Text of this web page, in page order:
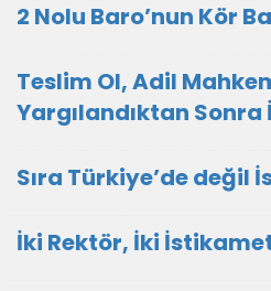
2 Nolu Baro’nun Kör
Teslim Ol, Adil
Yargılandıktan
Sıra Türkiye’de değil
İki Rektör, İki